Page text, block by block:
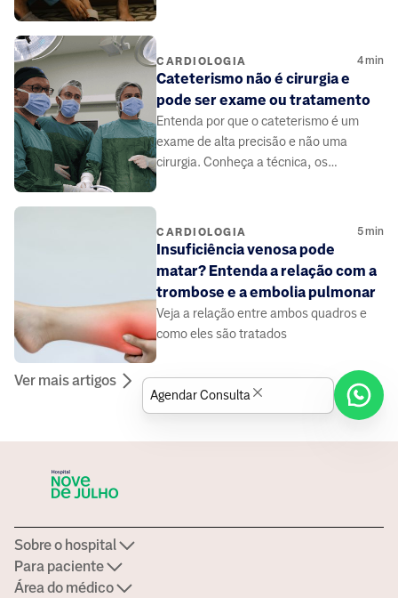
CARDIOLOGIA 4min
Cateterismo não é cirurgia e
pode ser exame ou tratamento
Entenda por que o cateterismo é um
exame de alta precisão e não uma
cirurgia. Conheça a técnica, os
CARDIOLOGIA 5min
Insuficiência venosa pode
matar? Entenda a relação com a
trombose e a embolia pulmonar
Veja a relação entre ambos quadros e
como eles são tratados
Ver mais artigos
Sobre o hospital
Para paciente
Área do médico
Agendar Consulta